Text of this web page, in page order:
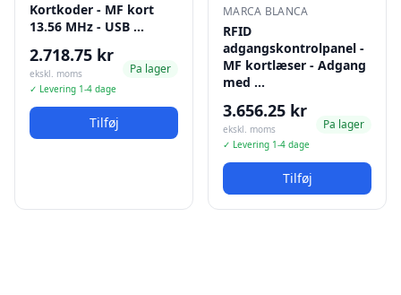
Kortkoder - MF kort
13.56 MHz - USB …
2.718.75 kr
ekskl. moms
✓ Levering 1-4 dage
Pa lager
Tilføj
MARCA BLANCA
RFID
adgangskontrolpanel -
MF kortlæser - Adgang
med …
3.656.25 kr
ekskl. moms
✓ Levering 1-4 dage
Pa lager
Tilføj